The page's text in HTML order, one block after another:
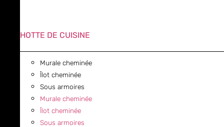
HOTTE DE CUISINE
Murale cheminée
Îlot cheminée
Sous armoires
Murale cheminée
Îlot cheminée
Sous armoires